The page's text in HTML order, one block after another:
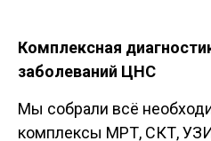
Комплексная
заболеваний ЦНС
Мы собрали всё
комплексы МРТ, СКТ,